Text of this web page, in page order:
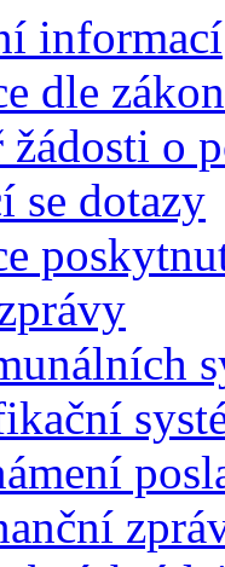
informací
dle
o
se dotazy